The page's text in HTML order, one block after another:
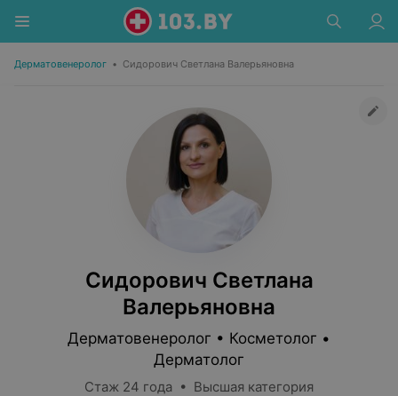
Дерматовенеролог • Сидорович Светлана Валерьяновна
Сидорович Светлана
Валерьяновна
Дерматовенеролог • Косметолог •
Дерматолог
Стаж 24 года • Высшая категория